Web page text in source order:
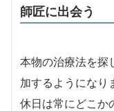
師匠に出会う
本物の治療法を探
加するようになり
休日は常にどこか